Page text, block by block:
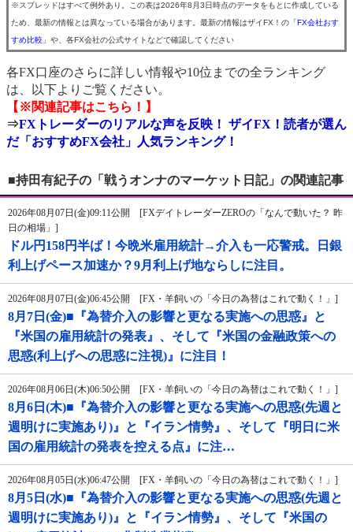
※スプレッドはすべて例外あり。この表は2026年8月3日時点のデータをもとに作成している
ため、最新の情報とは異なっている場合があります。最新の情報はザイFX！の 「FX会社おす
すめ比較」 や、各FX会社の公式サイトなどで確認してください
各FX口座のさらに詳しい情報や10位までの全ランキング
は、以下よりご覧ください。
【※関連記事はこちら！】
⇒FXトレーダーのリアルな声を反映！ ザイFX！読者が選ん
だ「おすすめFX会社」人気ランキング！
■持田有紀子の「戦うオンナのマーケット日記」の関連記事
2026年08月07日(金)09:11公開 [FXデイトレーダーZEROの「なんで動いた？ 昨
日の相場」]
ドル円158円半ば！今晩米雇用統計→介入も一応警戒。日銀
利上げペース加速か？9月利上げ地ならしに注目。
2026年08月07日(金)06:45公開 [FX・羊飼いの「今日の為替はこれで動く！」]
8月7日(金)■『為替介入の影響と更なる実施への思惑』と
『米国の雇用統計の発表』、そして『米国の金融政策への
思惑(利上げへの思惑に注視)』に注目！
2026年08月06日(木)06:50公開 [FX・羊飼いの「今日の為替はこれで動く！」]
8月6日(木)■『為替介入の影響と更なる実施への思惑(先週と
週明けに実施あり)』と『イラン情勢』、そして『明日に米
国の雇用統計の発表を控える点』に注…
2026年08月05日(水)06:47公開 [FX・羊飼いの「今日の為替はこれで動く！」]
8月5日(水)■『為替介入の影響と更なる実施への思惑(先週と
週明けに実施あり)』と『イラン情勢』、そして『米国の